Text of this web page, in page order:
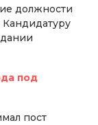
должности
под
пост